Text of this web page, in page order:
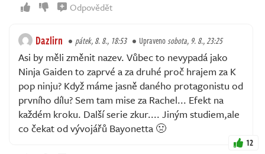
Odpovědět
Dazlirn pátek, 8. 8., 18:53 Upravenosobota, 9. 8., 23:25
Asi by měli změnit nazev. Vůbec to nevypadá jako
Ninja Gaiden to zaprvé a za druhé proč hrajem za K
pop ninju? Když máme jasně daného protagonistu od
prvního dílu? Sem tam mise za Rachel... Efekt na
každém kroku. Další serie zkur.... Jiným studiem,ale
co čekat od vývojářů Bayonetta 🤢
12